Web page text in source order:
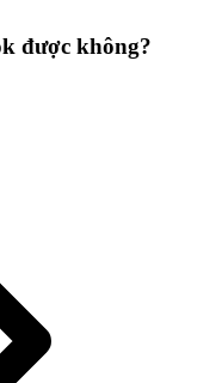
được không?